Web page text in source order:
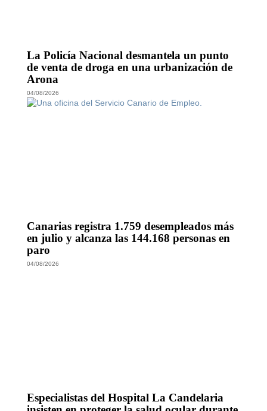
La Policía Nacional desmantela un punto
de venta de droga en una urbanización de
Arona
04/08/2026
Canarias registra 1.759 desempleados más
en julio y alcanza las 144.168 personas en
paro
04/08/2026
Especialistas del Hospital La Candelaria